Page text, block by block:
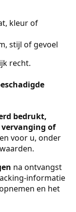
kleur of
stijl of gevoel
recht.
bedrukt,
vervanging of
voor u, onder
na ontvangst
informatie
en het